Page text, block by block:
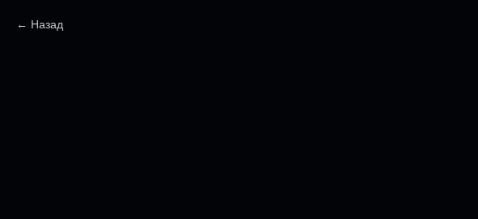
Назад